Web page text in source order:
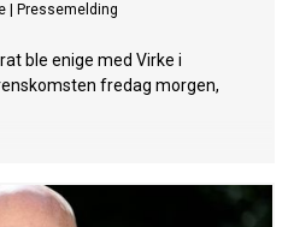
Pressemelding
ble enige med Virke i
fredag morgen,